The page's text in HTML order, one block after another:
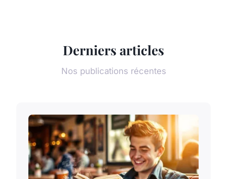
Derniers articles
Nos publications récentes